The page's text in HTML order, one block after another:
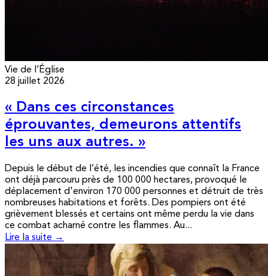
Vie de l’Église
28 juillet 2026
« Dans ces circonstances
éprouvantes, demeurons attentifs
les uns aux autres. »
Depuis le début de l’été, les incendies que connaît la France
ont déjà parcouru près de 100 000 hectares, provoqué le
déplacement d'environ 170 000 personnes et détruit de très
nombreuses habitations et forêts. Des pompiers ont été
grièvement blessés et certains ont même perdu la vie dans
ce combat acharné contre les flammes. Au...
Lire la suite →